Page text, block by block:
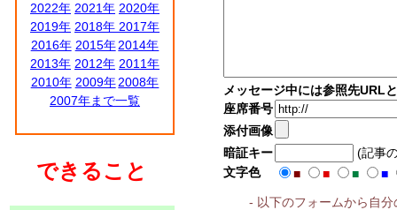
2022年 2021年 2020年
2019年 2018年 2017年
2016年 2015年 2014年
2013年 2012年 2011年
2010年 2009年 2008年
2007年まで一覧
できること
メッセージ中には参照先URL
座席番号
添付画像
暗証キー
(記事
文字色
■ ■ ■
■
- 以下のフォームから自